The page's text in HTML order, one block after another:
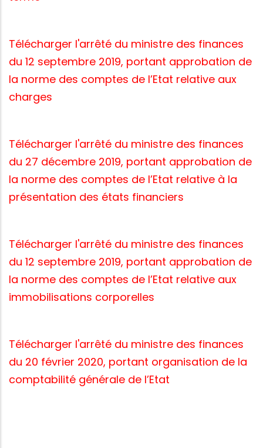
Télécharger l'arrêté du ministre des finances
du 12 septembre 2019, portant approbation de
la norme des comptes de l’Etat relative aux
charges
Télécharger l'arrêté du ministre des finances
du 27 décembre 2019, portant approbation de
la norme des comptes de l’Etat relative à la
présentation des états financiers
Télécharger l'arrêté du ministre des finances
du 12 septembre 2019, portant approbation de
la norme des comptes de l’Etat relative aux
immobilisations corporelles
Télécharger l'arrêté du ministre des finances
du 20 février 2020, portant organisation de la
comptabilité générale de l’Etat